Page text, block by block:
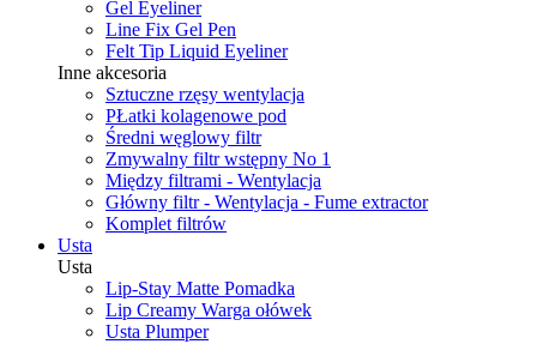
Gel Eyeliner
Line Fix Gel Pen
Felt Tip Liquid Eyeliner
Inne akcesoria
Sztuczne rzęsy wentylacja
PŁatki kolagenowe pod
Średni węglowy filtr
Zmywalny filtr wstępny No 1
Między filtrami - Wentylacja
Główny filtr - Wentylacja - Fume extractor
Komplet filtrów
Usta
Usta
Lip-Stay Matte Pomadka
Lip Creamy Warga ołówek
Usta Plumper